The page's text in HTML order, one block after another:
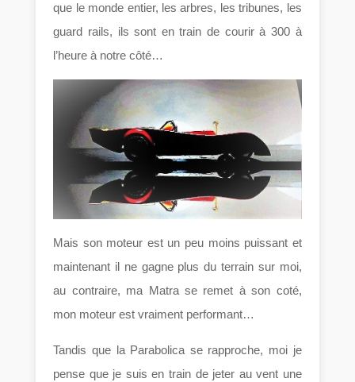
que le monde entier, les arbres, les tribunes, les
guard rails, ils sont en train de courir à 300 à
l’heure à notre côté…
Mais son moteur est un peu moins puissant et
maintenant il ne gagne plus du terrain sur moi,
au contraire, ma Matra se remet à son coté,
mon moteur est vraiment performant…
Tandis que la Parabolica se rapproche, moi je
pense que je suis en train de jeter au vent une